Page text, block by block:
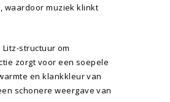
waardoor muziek klinkt
structuur om
zorgt voor een soepele
en klankkleur van
schonere weergave van